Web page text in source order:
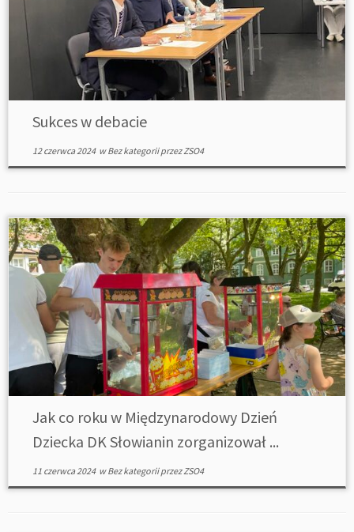
Sukces w debacie
12 czerwca 2024wBez kategoriiprzezZSO4
Jak co roku w Międzynarodowy Dzień
Dziecka DK Słowianin zorganizował ...
11 czerwca 2024wBez kategoriiprzezZSO4